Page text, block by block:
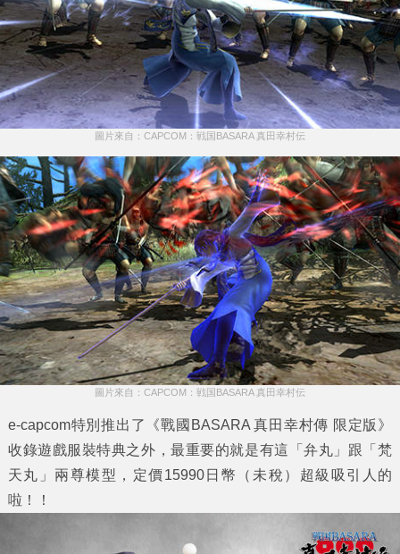
圖片來自：CAPCOM：戦国BASARA 真田幸村伝
圖片來自：CAPCOM：戦国BASARA 真田幸村伝
e-capcom特別推出了《戰國BASARA 真田幸村傳 限定版》
收錄遊戲服裝特典之外，最重要的就是有這「弁丸」跟「梵
天丸」兩尊模型，定價15990日幣（未稅）超級吸引人的
啦！！